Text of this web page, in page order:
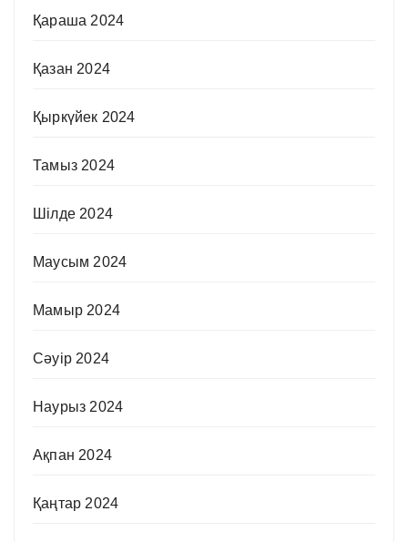
Қараша 2024
Қазан 2024
Қыркүйек 2024
Тамыз 2024
Шілде 2024
Маусым 2024
Мамыр 2024
Сәуір 2024
Наурыз 2024
Ақпан 2024
Қаңтар 2024